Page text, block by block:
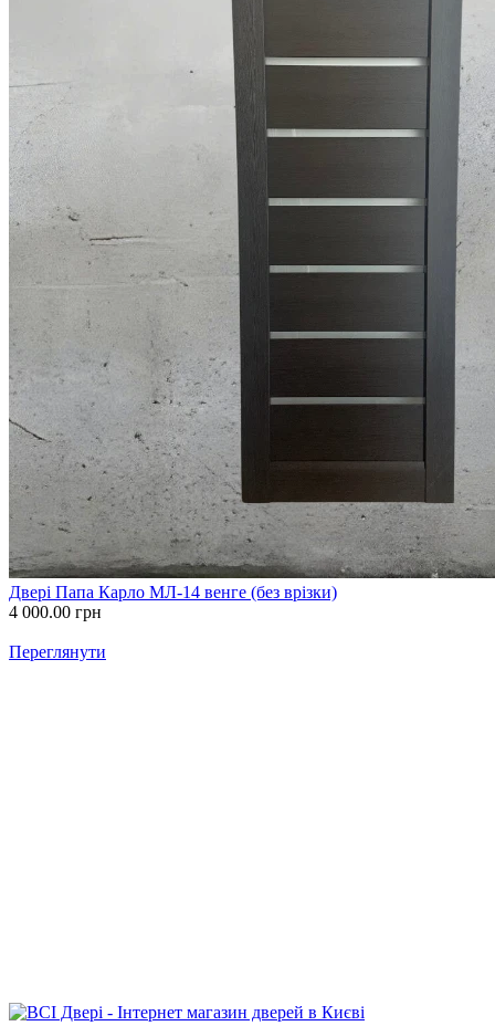
Двері Папа Карло МЛ-14 венге (без врізки)
4 000.00 грн
Переглянути